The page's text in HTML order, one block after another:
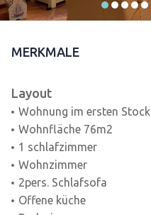
MERKMALE
Layout
Wohnung im ersten Stock
Wohnfläche 76m2
1 schlafzimmer
Wohnzimmer
2pers. Schlafsofa
Offene küche